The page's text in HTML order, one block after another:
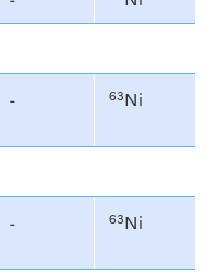
- 63Ni
- 63Ni